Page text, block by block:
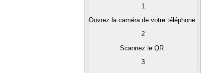
Achetez les cryptomonnaies qui vous intéressent
Convertissez vos cryptomonnaies en monnaie
1
Ouvrez la caméra de votre téléphone.
2
Scannez le QR.
3